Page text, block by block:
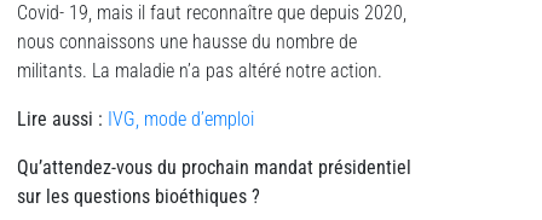
Covid- 19, mais il faut reconnaître que depuis 2020,
nous connaissons une hausse du nombre de
militants. La maladie n’a pas altéré notre action.
Lire aussi : IVG, mode d’emploi
Qu’attendez-vous du prochain mandat présidentiel
sur les questions bioéthiques ?